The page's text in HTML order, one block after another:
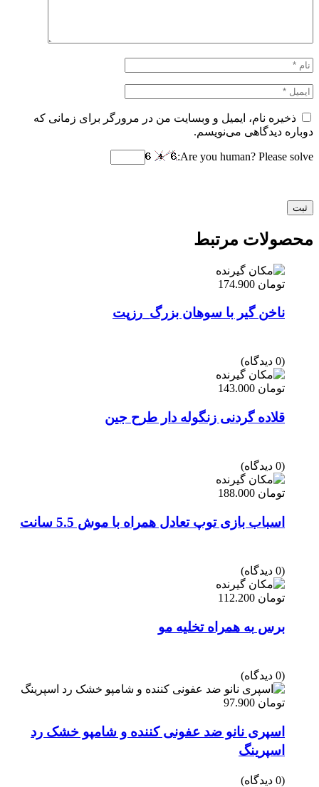
ذخیره نام، ایمیل و وبسایت من در مرورگر برای زمانی که
دوباره دیدگاهی می‌نویسم.
Are you human? Please solve:
محصولات مرتبط
تومان
ناخن گیر با سوهان بزرگ_رزپت
(0 دیدگاه)
تومان
قلاده گردنی زنگوله دار طرح جین
(0 دیدگاه)
تومان
اسباب بازی توپ تعادل همراه با موش 5.5 سانت
(0 دیدگاه)
تومان
برس به همراه تخلیه مو
(0 دیدگاه)
تومان
اسپری نانو ضد عفونی کننده و شامپو خشک رد
اسپرینگ
(0 دیدگاه)